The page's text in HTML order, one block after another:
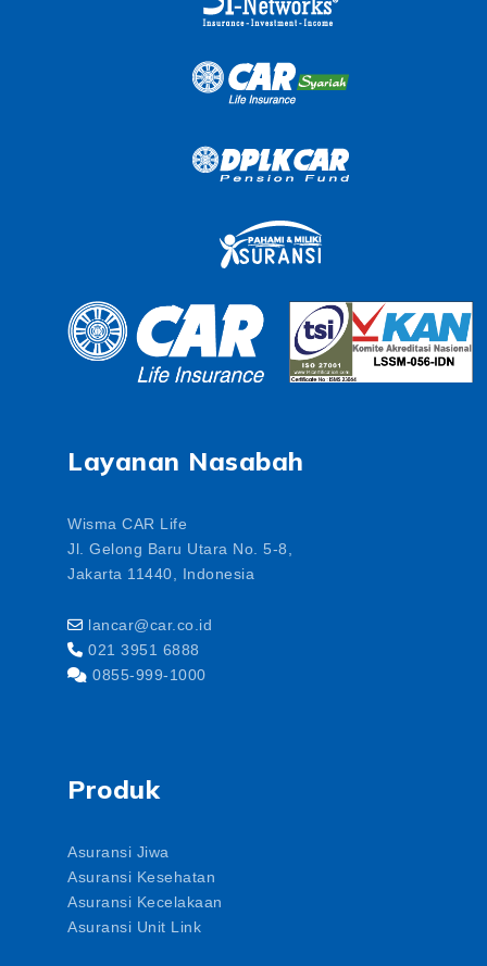
Layanan Nasabah
Wisma CAR Life
Jl. Gelong Baru Utara No. 5-8,
Jakarta 11440, Indonesia
lancar@car.co.id
021 3951 6888
0855-999-1000
Produk
Asuransi Jiwa
Asuransi Kesehatan
Asuransi Kecelakaan
Asuransi Unit Link